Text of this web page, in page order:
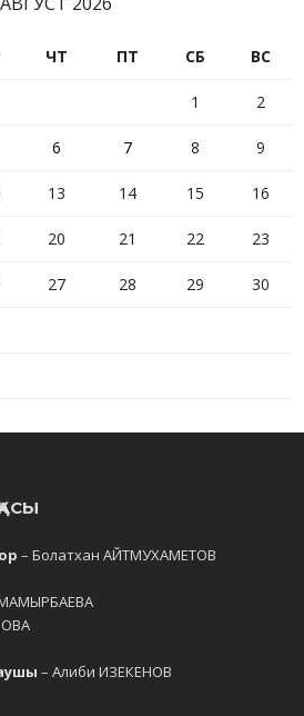
ЧТ ПТ СБ ВС
1 2
6 7 8 9
13 14 15 16
20 21 22 23
27 28 29 30
– Болатхан АЙТМУХАМЕТОВ
– Алиби ИЗЕКЕНОВ